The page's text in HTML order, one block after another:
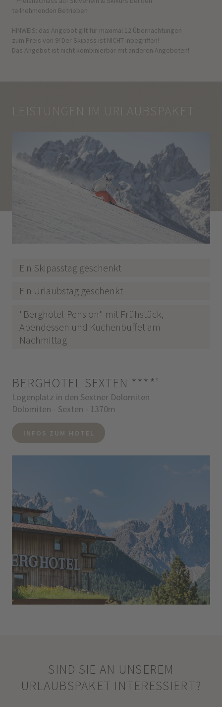
teilnehmenden Betrieben
HINWEIS: das Angebot gilt für maximal 12 Übernachtungen
zum Preis von 9! Der Skipass ist NICHT inbegriffen!
Das Angebot ist nicht kombinierbar mit anderen Angeboten!
LEISTUNGEN IM URLAUBSPAKET
Ein Skipasstag geschenkt
Ein Urlaubstag geschenkt
"Berghotel-Pension" mit Frühstück,
Abendessen und Kuchenbuffet am
Nachmittag
BERGHOTEL SEXTEN **** s
Logenplatz in den Sextner Dolomiten
Dolomiten - Sexten - 1370m
INFOS ZUM HOTEL
SIND SIE AN UNSEREM
URLAUBSPAKET INTERESSIERT?